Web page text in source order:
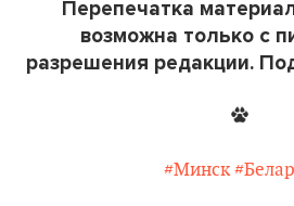
Перепечатка
возможна только с
разрешения редакции.
#Минск